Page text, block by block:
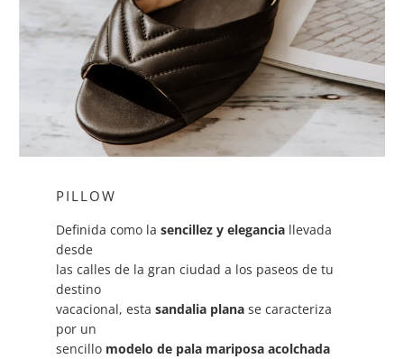
PILLOW
Definida como la sencillez y eleganciallevada
desde
las calles de la gran ciudad a los paseos de tu
destino
vacacional, esta sandalia planase caracteriza
por un
sencillo modelo de pala mariposa acolchada